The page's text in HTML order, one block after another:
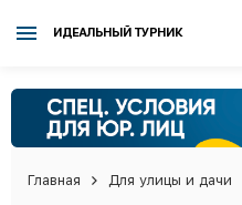
ИДЕАЛЬНЫЙ ТУРНИК
Главная Для улицы и дачи